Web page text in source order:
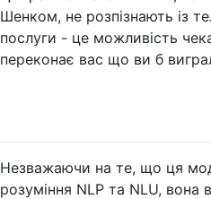
Шенком, не розпізнають із
послуги - це можливість
переконає вас що ви б
Незважаючи на те, що ця
розуміння NLP та NLU,